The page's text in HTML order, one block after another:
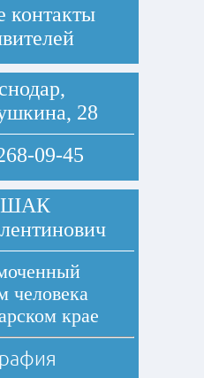
контакты
28
09-45
человека
крае